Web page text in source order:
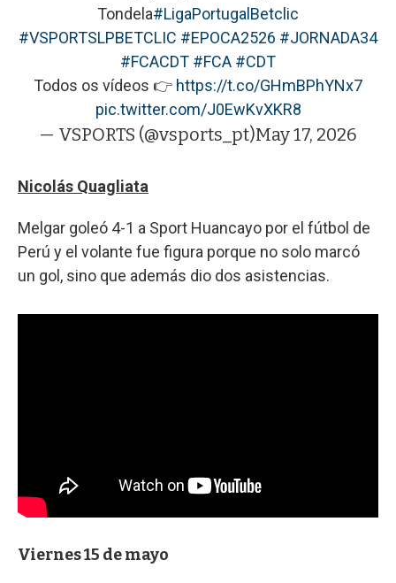
Tondela#LigaPortugalBetclic
#VSPORTSLPBETCLIC #EPOCA2526 #JORNADA34
#FCACDT #FCA #CDT
Todos os vídeos 👉 https://t.co/GHmBPhYNx7
pic.twitter.com/J0EwKvXKR8
— VSPORTS (@vsports_pt)May 17, 2026
Nicolás Quagliata
Melgar goleó 4-1 a Sport Huancayo por el fútbol de
Perú y el volante fue figura porque no solo marcó
un gol, sino que además dio dos asistencias.
Viernes 15 de mayo